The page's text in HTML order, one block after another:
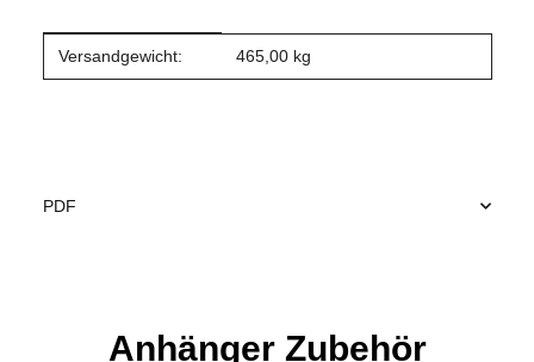
Produkteigenschaft
Wert
Versandgewicht: 465,00 kg
PDF
Anhänger Zubehör